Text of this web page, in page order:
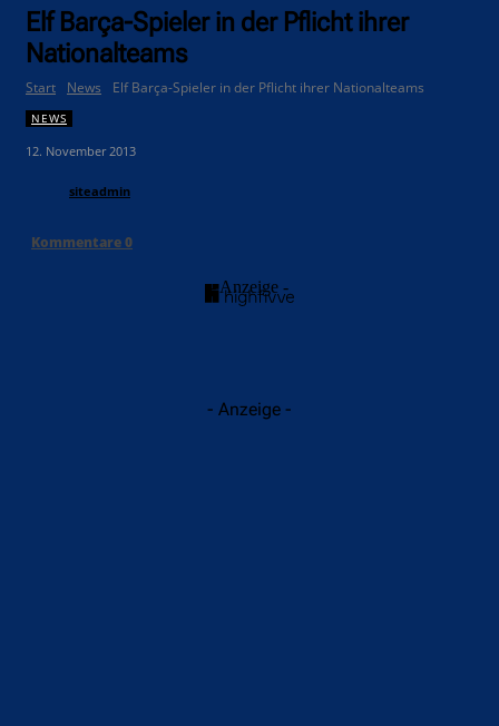
Elf Barça-Spieler in der Pflicht ihrer
Nationalteams
Start News Elf Barça-Spieler in der Pflicht ihrer Nationalteams
NEWS
12. November 2013
siteadmin
Kommentare0
- Anzeige -
- Anzeige -